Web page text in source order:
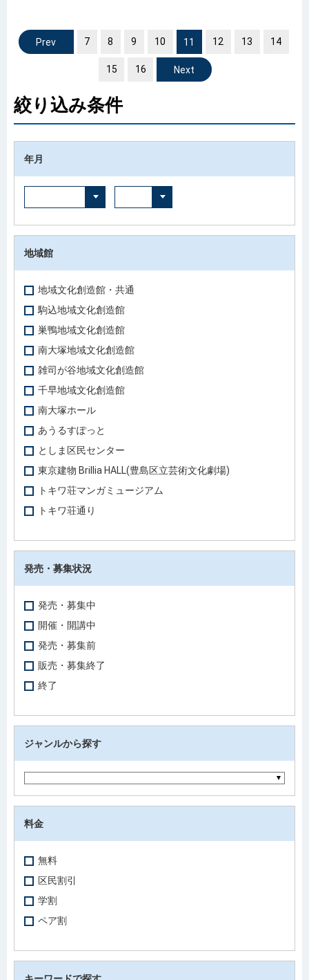
前へ
7 8 9 10 11 12 13 14
15 16
絞り込み条件
年月
地域館
地域文化創造館・共通
駒込地域文化創造館
巣鴨地域文化創造館
南大塚地域文化創造館
雑司が谷地域文化創造館
千早地域文化創造館
南大塚ホール
あうるすぽっと
としま区民センター
東京建物 Brillia HALL(豊島区立芸術文化劇場)
トキワ荘マンガミュージアム
トキワ荘通り
発売・募集状況
発売・募集中
開催・開講中
発売・募集前
販売・募集終了
終了
ジャンルから探す
料金
無料
区民割引
学割
ペア割